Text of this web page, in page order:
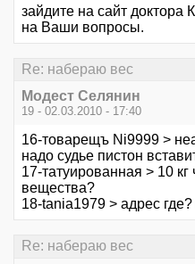
зайдите на сайт доктора
на Ваши вопросы.
Re: набераю вес
Модест Селянин
19 - 02.03.2010 - 17:40
16-товарещъ Ni9999 >
надо судье пистон
17-татуированная > 10 кг
вещества?
18-tania1979 > адрес
Re: набераю вес